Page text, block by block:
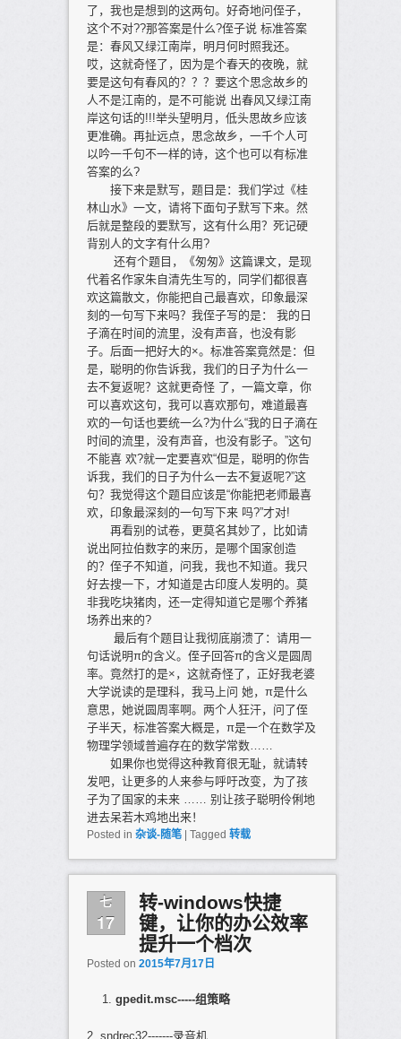
了，我也是想到的这两句。好奇地问侄子，
这个不对??那答案是什么?侄子说 标准答案
是：春风又绿江南岸，明月何时照我还。
哎，这就奇怪了，因为是个春天的夜晚，就
要是这句有春风的？？？要这个思念故乡的
人不是江南的，是不可能说 出春风又绿江南
岸这句话的!!!举头望明月，低头思故乡应该
更准确。再扯远点，思念故乡，一千个人可
以吟一千句不一样的诗，这个也可以有标准
答案的么?
接下来是默写，题目是：我们学过《桂
林山水》一文，请将下面句子默写下来。然
后就是整段的要默写，这有什么用？死记硬
背别人的文字有什么用?
还有个题目，《匆匆》这篇课文，是现
代着名作家朱自清先生写的，同学们都很喜
欢这篇散文，你能把自己最喜欢，印象最深
刻的一句写下来吗？我侄子写的是： 我的日
子滴在时间的流里，没有声音，也没有影
子。后面一把好大的×。标准答案竟然是：但
是，聪明的你告诉我，我们的日子为什么一
去不复返呢？这就更奇怪 了，一篇文章，你
可以喜欢这句，我可以喜欢那句，难道最喜
欢的一句话也要统一么?为什么“我的日子滴在
时间的流里，没有声音，也没有影子。”这句
不能喜 欢?就一定要喜欢“但是，聪明的你告
诉我，我们的日子为什么一去不复返呢?”这
句？我觉得这个题目应该是“你能把老师最喜
欢，印象最深刻的一句写下来 吗?”才对!
再看别的试卷，更莫名其妙了，比如请
说出阿拉伯数字的来历，是哪个国家创造
的？侄子不知道，问我，我也不知道。我只
好去搜一下，才知道是古印度人发明的。莫
非我吃块猪肉，还一定得知道它是哪个养猪
场养出来的?
最后有个题目让我彻底崩溃了：请用一
句话说明π的含义。侄子回答π的含义是圆周
率。竟然打的是×，这就奇怪了，正好我老婆
大学说读的是理科，我马上问 她，π是什么
意思，她说圆周率啊。两个人狂汗，问了侄
子半天，标准答案大概是，π是一个在数学及
物理学领域普遍存在的数学常数……
如果你也觉得这种教育很无耻，就请转
发吧，让更多的人来参与呼吁改变，为了孩
子为了国家的未来 …… 别让孩子聪明伶俐地
进去呆若木鸡地出来！
Posted in 杂谈-随笔 | Tagged 转载
七
17
转-windows快捷
键，让你的办公效率
提升一个档次
Posted on 2015年7月17日
gpedit.msc-----组策略
2. sndrec32-------录音机